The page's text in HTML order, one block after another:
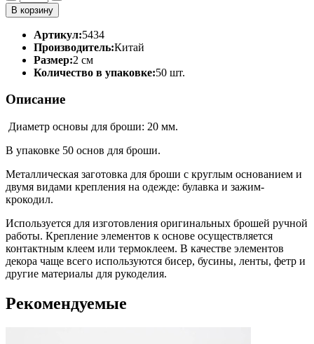
В корзину
Артикул:5434
Производитель:Китай
Размер:2 см
Количество в упаковке:50 шт.
Описание
Диаметр основы для броши: 20 мм.
В упаковке 50 основ для броши.
Металлическая заготовка для броши с круглым основанием и
двумя видами крепления на одежде: булавка и зажим-
крокодил.
Используется для изготовления оригинальных брошей ручной
работы. Крепление элементов к основе осуществляется
контактным клеем или термоклеем. В качестве элементов
декора чаще всего используются бисер, бусины, ленты, фетр и
другие материалы для рукоделия.
Рекомендуемые